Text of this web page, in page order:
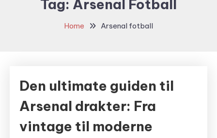
Tag: Arsenal Fotball
Home Arsenal fotball
Den ultimate guiden til
Arsenal drakter: Fra
vintage til moderne